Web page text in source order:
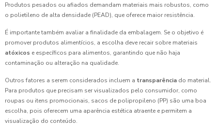
Produtos pesados ou afiados demandam materiais mais robustos, como
o polietileno de alta densidade (PEAD), que oferece maior resistência.
É importante também avaliar a finalidade da embalagem. Se o objetivo é
promover produtos alimentícios, a escolha deve recair sobre materiais
atóxicos e específicos para alimentos, garantindo que não haja
contaminação ou alteração na qualidade.
Outros fatores a serem considerados incluem a transparência do material.
Para produtos que precisam ser visualizados pelo consumidor, como
roupas ou itens promocionais, sacos de polipropileno (PP) são uma boa
escolha, pois oferecem uma aparência estética atraente e permitem a
visualização do conteúdo.